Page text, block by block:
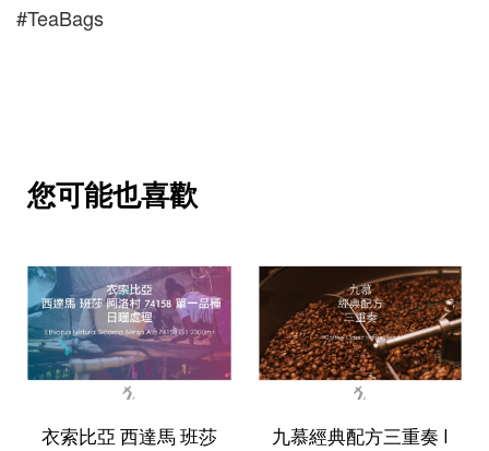
#TeaBags
您可能也喜歡
衣索比亞 西達馬 班莎
九慕經典配方三重奏 l